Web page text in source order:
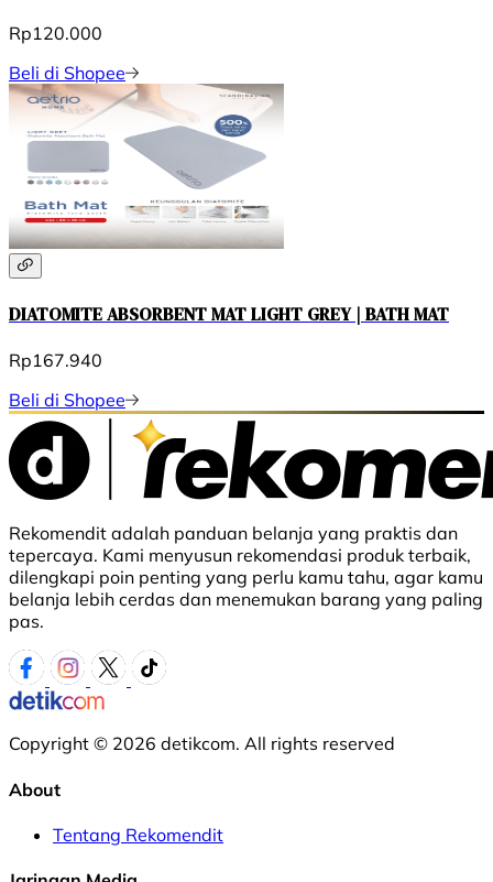
Rp120.000
Beli di Shopee
DIATOMITE ABSORBENT MAT LIGHT GREY | BATH MAT
Rp167.940
Beli di Shopee
Rekomendit adalah panduan belanja yang praktis dan
tepercaya. Kami menyusun rekomendasi produk terbaik,
dilengkapi poin penting yang perlu kamu tahu, agar kamu
belanja lebih cerdas dan menemukan barang yang paling
pas.
Copyright © 2026 detikcom. All rights reserved
About
Tentang Rekomendit